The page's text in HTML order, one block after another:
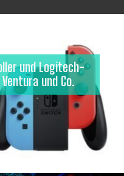
und Logitech-
Ventura und Co.